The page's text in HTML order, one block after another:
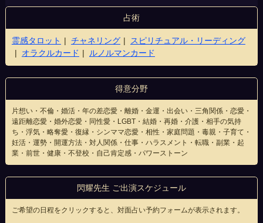
占術
霊感タロット チャネリング
スピリチュアル・リーディング
オラクルカード
ルノルマンカード
得意分野
片想い・不倫・婚活・年の差恋愛・離婚・金運・出会い・三角関係・恋愛・
遠距離恋愛・婚外恋愛・同性愛・LGBT・結婚・再婚・介護・相手の気持
ち・浮気・略奪愛・復縁・シンママ恋愛・相性・家庭問題・毒親・子育て・
妊活・運勢・開運方法・対人関係・仕事・ハラスメント・転職・副業・起
業・前世・健康・不登校・自己肯定感・パワーストーン
閃耀先生 ご出演スケジュール
ご希望の日程をクリックすると、対面占い予約フォームが表示されます。